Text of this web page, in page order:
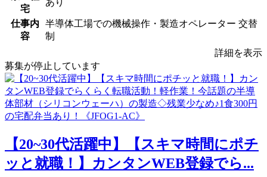
宅
あり
仕事内
容
半導体工場での機械操作・製造オペレーター 交替
制
詳細を表示
募集が停止しています
【20~30代活躍中】【スキマ時間にポチ
ッと就職！】カンタンWEB登録でら...